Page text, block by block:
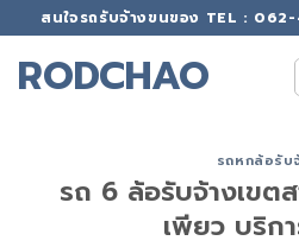
to
content
สนใจรถรับจ้างขนของ TEL :
RODCHAO
รถหกล้อรับ
รถ 6 ล้อรับจ้างเขต
เพียว บริก